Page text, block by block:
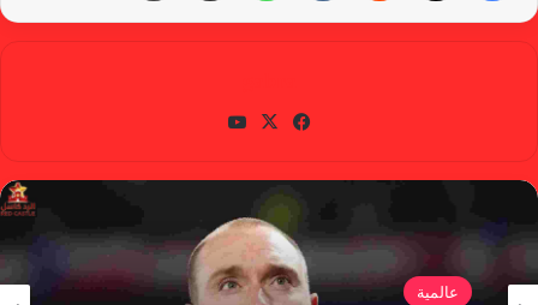
في
وك
X
عالمية